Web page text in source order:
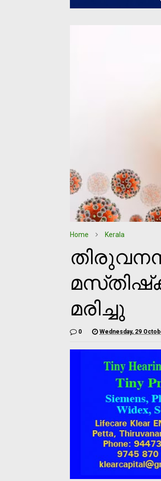
Home Kerala
മരിച്ചു
0 Wednesday, 29